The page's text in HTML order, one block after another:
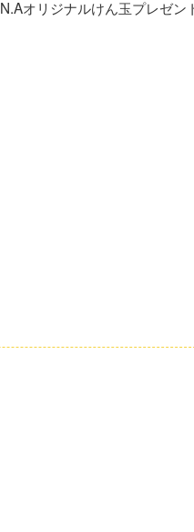
オリジナルけん玉プレゼン